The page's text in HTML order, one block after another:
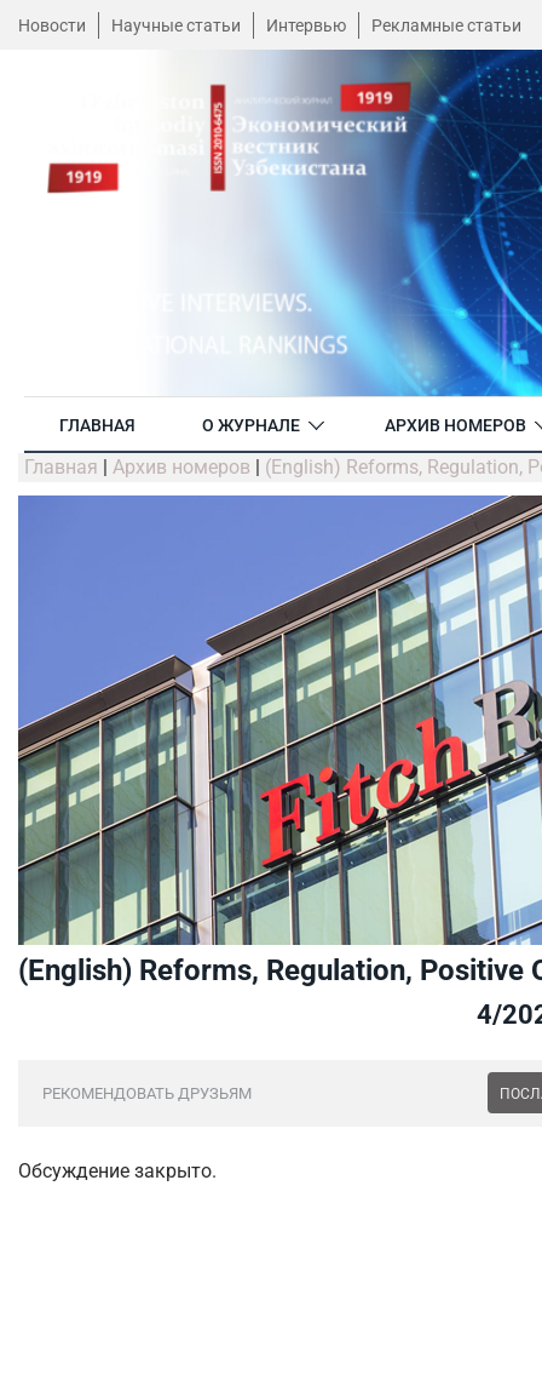
Новости Научные статьи Интервью Рекламные статьи
ГЛАВНАЯ О ЖУРНАЛЕ АРХИВ НОМЕРОВ
Главная | Архив номеров | (English) Reforms, Regulation,
(English) Reforms, Regulation, Positive
4/
РЕКОМЕНДОВАТЬ ДРУЗЬЯМ
Обсуждение закрыто.